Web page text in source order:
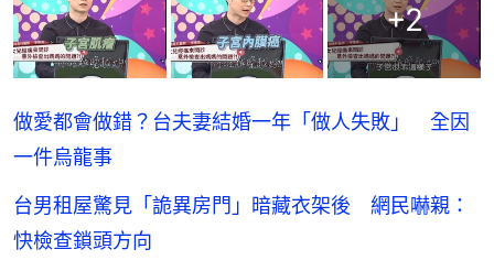
+2
做愛都會做錯？台夫妻結婚一年「做人失敗」 全因
一件烏龍事
台男租屋驚見「詭異房門」暗藏衣架後 網民嚇親：
快檢查鎖頭方向